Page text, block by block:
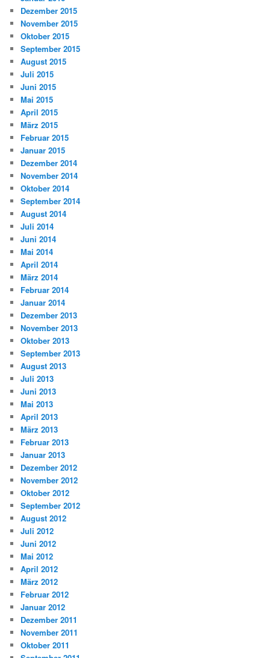
Dezember 2015
November 2015
Oktober 2015
September 2015
August 2015
Juli 2015
Juni 2015
Mai 2015
April 2015
März 2015
Februar 2015
Januar 2015
Dezember 2014
November 2014
Oktober 2014
September 2014
August 2014
Juli 2014
Juni 2014
Mai 2014
April 2014
März 2014
Februar 2014
Januar 2014
Dezember 2013
November 2013
Oktober 2013
September 2013
August 2013
Juli 2013
Juni 2013
Mai 2013
April 2013
März 2013
Februar 2013
Januar 2013
Dezember 2012
November 2012
Oktober 2012
September 2012
August 2012
Juli 2012
Juni 2012
Mai 2012
April 2012
März 2012
Februar 2012
Januar 2012
Dezember 2011
November 2011
Oktober 2011